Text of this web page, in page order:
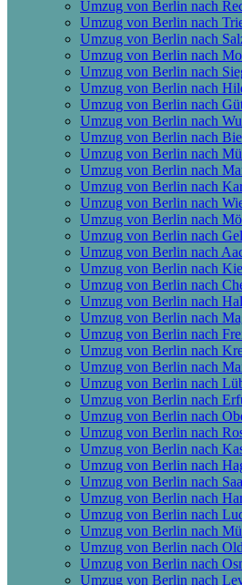
Umzug von Berlin nach
Umzug von Berlin nach
Umzug von Berlin nach
Umzug von Berlin nach
Umzug von Berlin nach
Umzug von Berlin nach
Umzug von Berlin nach
Umzug von Berlin nach
Umzug von Berlin nach
Umzug von Berlin nach
Umzug von Berlin nach
Umzug von Berlin nach
Umzug von Berlin nach
Umzug von Berlin nach
Umzug von Berlin nach
Umzug von Berlin nach
Umzug von Berlin nach
Umzug von Berlin nach
Umzug von Berlin nach
Umzug von Berlin nach
Umzug von Berlin nach
Umzug von Berlin nach
Umzug von Berlin nach
Umzug von Berlin nach
Umzug von Berlin nach
Umzug von Berlin nach
Umzug von Berlin nach
Umzug von Berlin nach
Umzug von Berlin nach
Umzug von Berlin nach
Umzug von Berlin nach
Umzug von Berlin nach
Umzug von Berlin nach
Umzug von Berlin nach
Umzug von Berlin nach
Umzug von Berlin nach